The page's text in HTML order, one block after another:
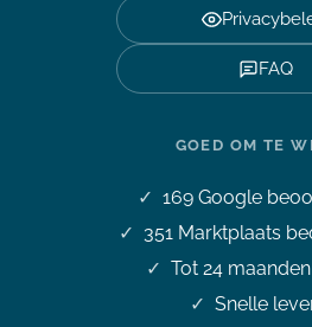
FAQ
GOED OM TE
169Google
351Marktplaats
Tot 24
Snelle